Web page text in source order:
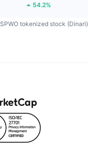
54.2%
SPWO tokenized stock (Dinari)